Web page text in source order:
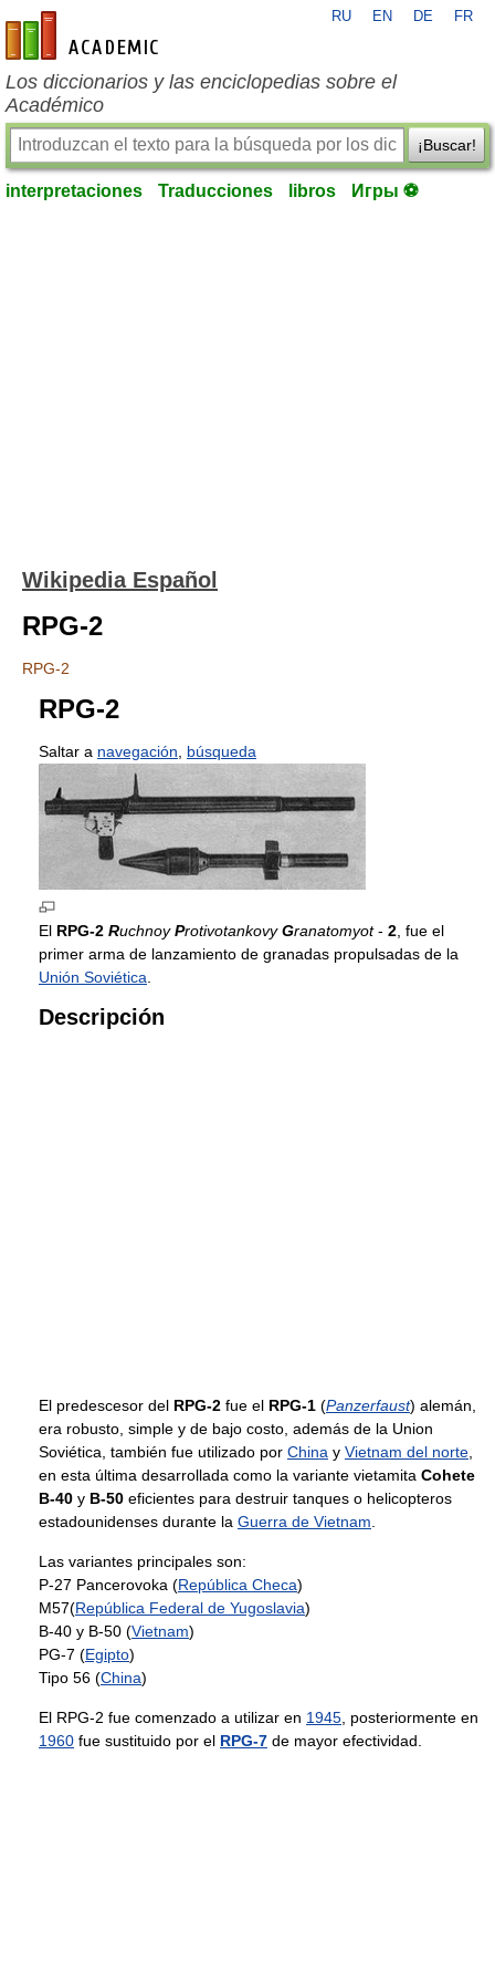
es-academic.com
RU EN DE FR
Los diccionarios y las enciclopedias sobre el
Académico
¡Buscar!
interpretaciones Traducciones libros Игры ⚽
Wikipedia Español
RPG-2
RPG-2
RPG-2
Saltar a navegación búsqueda
El RPG-2 RuchnoyProtivotankovyGranatomyot- 2, fue el
primer arma de lanzamiento de granadas propulsadas de la
Unión Soviética.
Descripción
El predescesor del RPG-2 fue el RPG-1 (Panzerfaust) alemán,
era robusto, simple y de bajo costo, además de la Union
Soviética, también fue utilizado por China y Vietnam del norte,
en esta última desarrollada como la variante vietamita Cohete
B-40 y B-50 eficientes para destruir tanques o helicopteros
estadounidenses durante la Guerra de Vietnam.
Las variantes principales son:
P-27 Pancerovoka (República Checa)
M57(República Federal de Yugoslavia)
B-40 y B-50 (Vietnam)
PG-7 (Egipto)
Tipo 56 (China)
El RPG-2 fue comenzado a utilizar en 1945, posteriormente en
1960 fue sustituido por el RPG-7 de mayor efectividad.